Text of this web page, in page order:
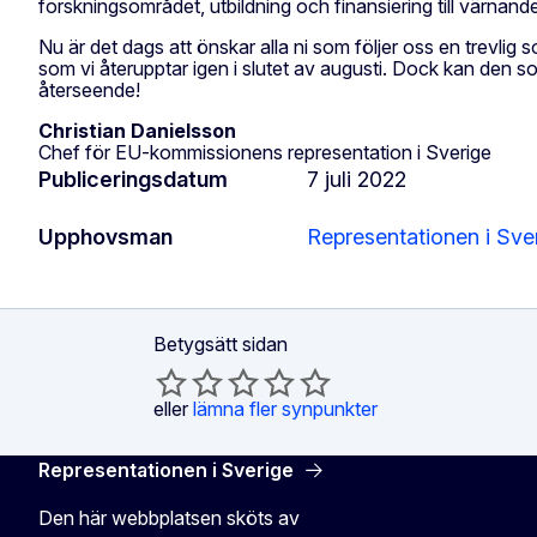
forskningsområdet, utbildning och finansiering till
Nu är det dags att önskar alla ni som följer oss en trevlig
som vi återupptar igen i slutet av augusti. Dock kan den
återseende!
Christian Danielsson
Chef för EU-kommissionens representation i Sverige
Publiceringsdatum 7 juli 2022
Upphovsman Representationen i
Betygsätt sidan
eller lämna fler synpunkter
Representationen i Sverige
Den här webbplatsen sköts av